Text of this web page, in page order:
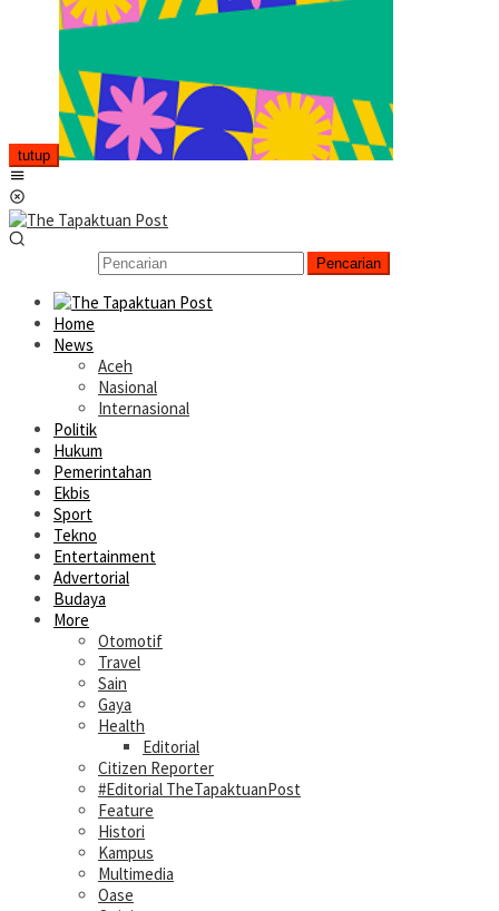
tutup
Pencarian
Home
News
Aceh
Nasional
Internasional
Politik
Hukum
Pemerintahan
Ekbis
Sport
Tekno
Entertainment
Advertorial
Budaya
More
Otomotif
Travel
Sain
Gaya
Health
Editorial
Citizen Reporter
#Editorial TheTapaktuanPost
Feature
Histori
Kampus
Multimedia
Oase